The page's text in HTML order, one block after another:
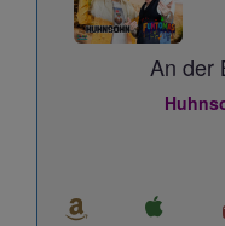
An der